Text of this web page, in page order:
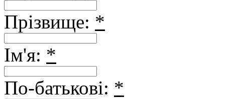
Прізвище: *
Ім'я: *
По-батькові: *